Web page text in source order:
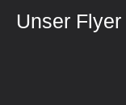
Unser Flyer